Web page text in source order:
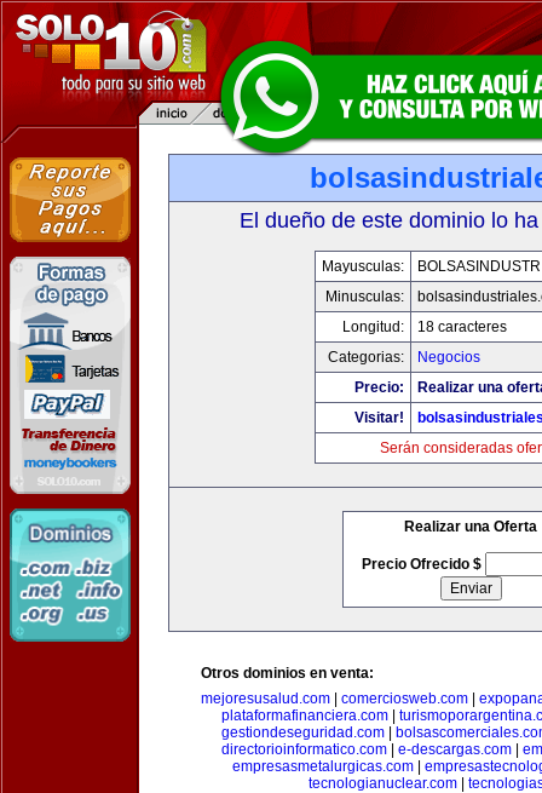
El dueño de este dominio lo
Mayusculas:
Minusculas:
Longitud:
18 caracteres
Categorias:
Negocios
Precio:
Realizar una
Visitar!
Serán consideradas
Realizar una Oferta
Precio Ofrecido $
Otros dominios en venta:
mejoresusalud.com
comerciosweb.com
plataformafinanciera.com
gestiondeseguridad.com
directorioinformatico.com
e-descargas.com
empresasmetalurgicas.com|
tecnologianuclear.com